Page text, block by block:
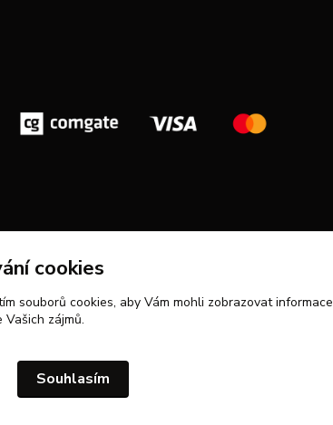
cookies
souborů cookies, aby Vám mohli zobrazovat informace
Vašich zájmů.
Souhlasím